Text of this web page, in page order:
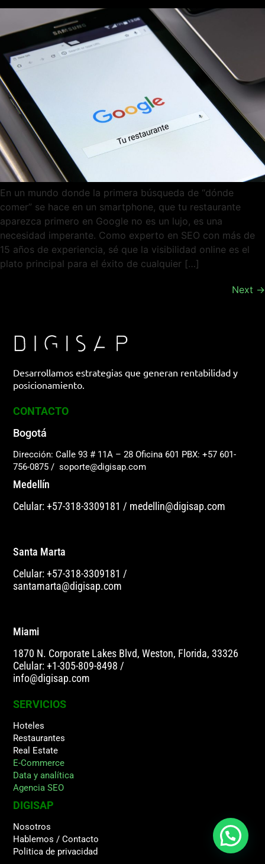
En un mundo donde la primera búsqueda de “dónde
comer” se hace en un smartphone, que tu restaurante
aparezca primero en Google no es un lujo, es una
necesidad imperante. Como experto en SEO con más de
15 años de experiencia, sé que la visibilidad online es el
plato principal para el éxito de cualquier […]
Next →
Desarrollamos estrategias que generan rentabilidad y
posicionamiento.
CONTACTO
Bogotá
Dirección: Calle 93 # 11A – 28 Oficina 601 PBX: +57 601-
756-0875 / soporte@digisap.com
Medellín
Celular: +57-318-3309181 / medellin@digisap.com
Santa Marta
Celular: +57-318-3309181 /
santamarta@digisap.com
Miami
1870 N. Corporate Lakes Blvd, Weston, Florida, 33326
Celular: +1-305-809-8498 /
info@digisap.com
SERVICIOS
Hoteles
Restaurantes
Real Estate
E-Commerce
Data y analítica
Agencia SEO
DIGISAP
Nosotros
Hablemos / Contacto
Politica de privacidad